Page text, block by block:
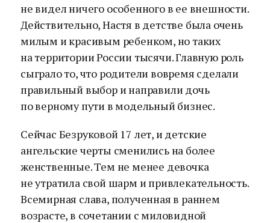
не видел ничего особенного в ее внешности.
Действительно, Настя в детстве была очень
милым и красивым ребенком, но таких
на территории России тысячи. Главную роль
сыграло то, что родители вовремя сделали
правильный выбор и направили дочь
по верному пути в модельный бизнес.
Сейчас Безруковой 17 лет, и детские
ангельские черты сменились на более
женственные. Тем не менее девочка
не утратила свой шарм и привлекательность.
Всемирная слава, полученная в раннем
возрасте, в сочетании с миловидной